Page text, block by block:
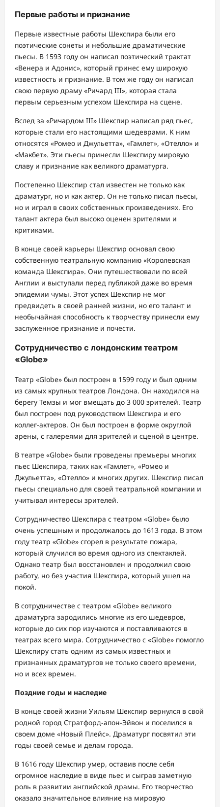
Первые работы и признание
Первые известные работы Шекспира были его
поэтические сонеты и небольшие драматические
пьесы. В 1593 году он написал поэтический трактат
«Венера и Адонис», который принес ему широкую
известность и признание. В том же году он написал
свою первую драму «Ричард III», которая стала
первым серьезным успехом Шекспира на сцене.
Вслед за «Ричардом III» Шекспир написал ряд пьес,
которые стали его настоящими шедеврами. К ним
относятся «Ромео и Джульетта», «Гамлет», «Отелло» и
«Макбет». Эти пьесы принесли Шекспиру мировую
славу и признание как великого драматурга.
Постепенно Шекспир стал известен не только как
драматург, но и как актер. Он не только писал пьесы,
но и играл в своих собственных произведениях. Его
талант актера был высоко оценен зрителями и
критиками.
В конце своей карьеры Шекспир основал свою
собственную театральную компанию «Королевская
команда Шекспира». Они путешествовали по всей
Англии и выступали перед публикой даже во время
эпидемии чумы. Этот успех Шекспир не мог
предвидеть в своей ранней жизни, но его талант и
необычайная способность к творчеству принесли ему
заслуженное признание и почести.
Сотрудничество с лондонским театром
«Globe»
Театр «Globe» был построен в 1599 году и был одним
из самых крупных театров Лондона. Он находился на
берегу Темзы и мог вмещать до 3 000 зрителей. Театр
был построен под руководством Шекспира и его
коллег-актеров. Он был построен в форме округлой
арены, с галереями для зрителей и сценой в центре.
В театре «Globe» были проведены премьеры многих
пьес Шекспира, таких как «Гамлет», «Ромео и
Джульетта», «Отелло» и многих других. Шекспир писал
пьесы специально для своей театральной компании и
учитывал интересы зрителей.
Сотрудничество Шекспира с театром «Globe» было
очень успешным и продолжалось до 1613 года. В этом
году театр «Globe» сгорел в результате пожара,
который случился во время одного из спектаклей.
Однако театр был восстановлен и продолжил свою
работу, но без участия Шекспира, который ушел на
покой.
В сотрудничестве с театром «Globe» великого
драматурга зародились многие из его шедевров,
которые до сих пор изучаются и поставливаются в
театрах всего мира. Сотрудничество с «Globe» помогло
Шекспиру стать одним из самых известных и
признанных драматургов не только своего времени,
но и всех времен.
Поздние годы и наследие
В конце своей жизни Уильям Шекспир вернулся в свой
родной город Стратфорд-апон-Эйвон и поселился в
своем доме «Новый Плейс». Драматург посвятил эти
годы своей семье и делам города.
В 1616 году Шекспир умер, оставив после себя
огромное наследие в виде пьес и сыграв заметную
роль в развитии английской драмы. Его творчество
оказало значительное влияние на мировую